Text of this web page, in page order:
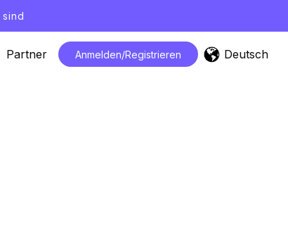
Partner Anmelden/Registrieren Deutsch